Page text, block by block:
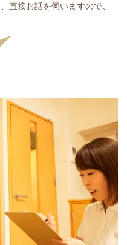
直接お話を伺いますので、